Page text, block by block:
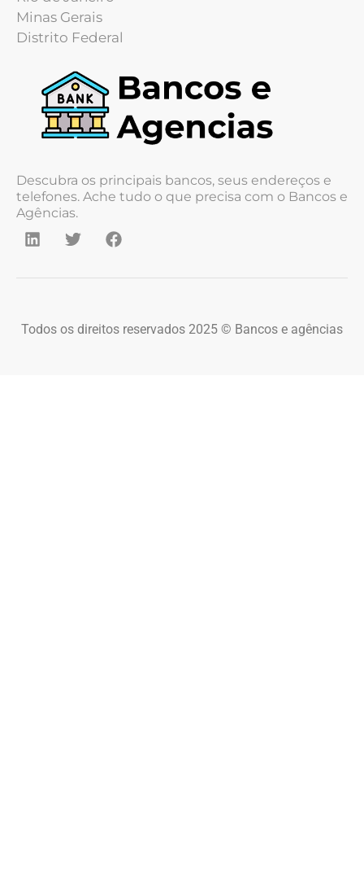
Minas Gerais
Distrito Federal
Descubra os principais bancos, seus endereços e
telefones. Ache tudo o que precisa com o Bancos e
Agências.
Todos os direitos reservados 2025 © Bancos e agências